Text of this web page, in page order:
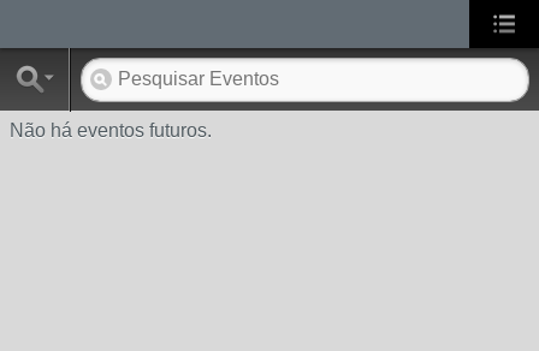
Não há eventos futuros.